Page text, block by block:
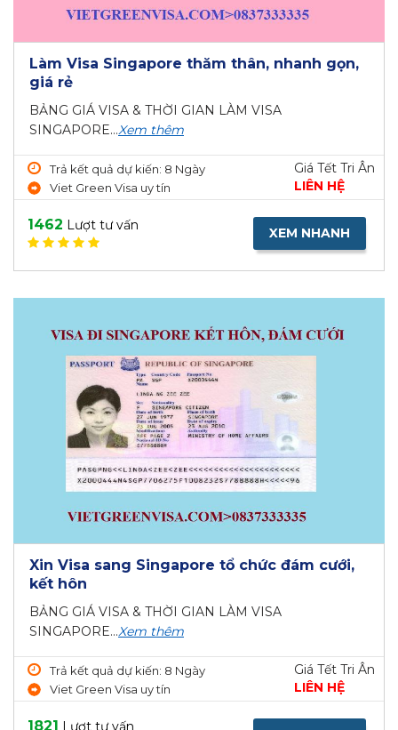
Làm Visa Singapore thăm thân, nhanh gọn,
giá rẻ
BẢNG GIÁ VISA & THỜI GIAN LÀM VISA
SINGAPORE...Xem thêm
Trả kết quả dự kiến: 8 Ngày
Viet Green Visa uy tín
Giá Tết Tri Ân
LIÊN HỆ
1462 Lượt tư vấn XEM NHANH
Xin Visa sang Singapore tổ chức đám cưới,
kết hôn
BẢNG GIÁ VISA & THỜI GIAN LÀM VISA
SINGAPORE...Xem thêm
Trả kết quả dự kiến: 8 Ngày
Viet Green Visa uy tín
Giá Tết Tri Ân
LIÊN HỆ
1821 Lượt tư vấn